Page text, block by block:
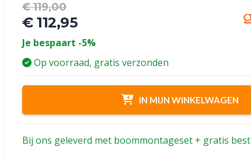
€119,00
prijs
was:
€ 119,00.
€112,95
Huidige
prijs
is:
€ 112,95.
Je bespaart -5%
Op voorraad, gratis verzonden
IN MIJN WINKELWAGEN
Bij ons geleverd met boommontageset + gratis